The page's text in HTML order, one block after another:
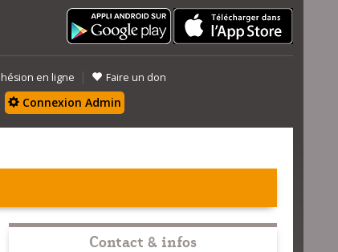
en ligne | Faire un don
Connexion Admin
Contact & infos